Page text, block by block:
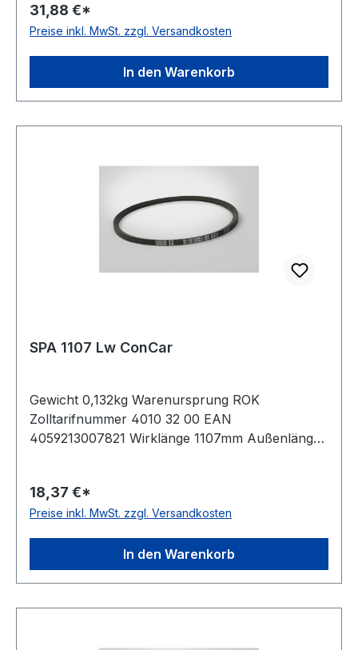
Norm DIN 7753 Material Neoprene Zugstrang
Polyester Breite 12,7mm Höhe 10mm
31,88 €*
Preise inkl. MwSt. zzgl. Versandkosten
In den Warenkorb
SPA 1107 Lw ConCar
Gewicht 0,132kg Warenursprung ROK
Zolltarifnummer 4010 32 00 EAN
4059213007821 Wirklänge 1107mm Außenlänge
Norm DIN 7753 Material Neoprene Zugstrang
Polyester Breite 12,7mm Höhe 10mm
18,37 €*
Preise inkl. MwSt. zzgl. Versandkosten
In den Warenkorb